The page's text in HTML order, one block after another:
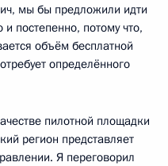
мы бы предложили идти
постепенно, потому что,
объём бесплатной
определённого
пилотной площадки
регион представляет
Я переговорил